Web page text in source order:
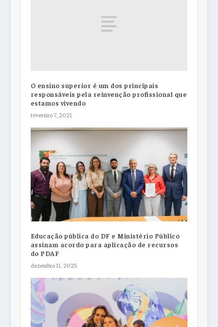
O ensino superior é um dos principais
responsáveis pela reinvenção profissional que
estamos vivendo
fevereiro 7, 2021
Educação pública do DF e Ministério Público
assinam acordo para aplicação de recursos
do PDAF
dezembro 11, 2025